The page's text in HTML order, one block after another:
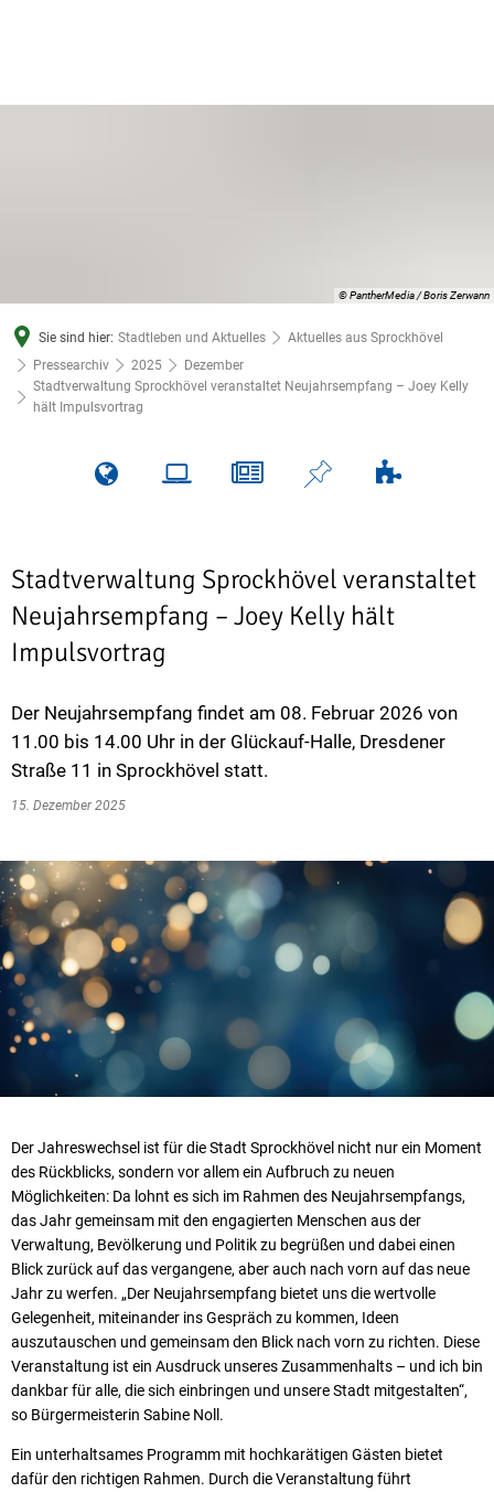
© PantherMedia / Boris Zerwann
Sie sind hier: Stadtleben und Aktuelles
Aktuelles aus Sprockhövel
Pressearchiv
2025
Dezember
Stadtverwaltung Sprockhövel veranstaltet Neujahrsempfang – Joey Kelly
hält Impulsvortrag
Stadtverwaltung Sprockhövel veranstaltet
Neujahrsempfang – Joey Kelly hält
Impulsvortrag
Der Neujahrsempfang findet am 08. Februar 2026 von
11.00 bis 14.00 Uhr in der Glückauf-Halle, Dresdener
Straße 11 in Sprockhövel statt.
15. Dezember 2025
Der Jahreswechsel ist für die Stadt Sprockhövel nicht nur ein Moment
des Rückblicks, sondern vor allem ein Aufbruch zu neuen
Möglichkeiten: Da lohnt es sich im Rahmen des Neujahrsempfangs,
das Jahr gemeinsam mit den engagierten Menschen aus der
Verwaltung, Bevölkerung und Politik zu begrüßen und dabei einen
Blick zurück auf das vergangene, aber auch nach vorn auf das neue
Jahr zu werfen. „Der Neujahrsempfang bietet uns die wertvolle
Gelegenheit, miteinander ins Gespräch zu kommen, Ideen
auszutauschen und gemeinsam den Blick nach vorn zu richten. Diese
Veranstaltung ist ein Ausdruck unseres Zusammenhalts – und ich bin
dankbar für alle, die sich einbringen und unsere Stadt mitgestalten“,
so Bürgermeisterin Sabine Noll.
Ein unterhaltsames Programm mit hochkarätigen Gästen bietet
dafür den richtigen Rahmen. Durch die Veranstaltung führt